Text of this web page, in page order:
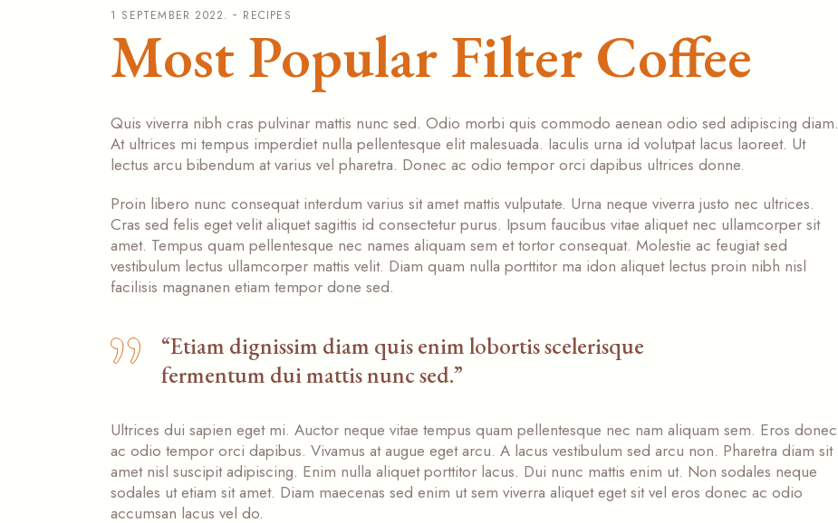
1 SEPTEMBER 2022. RECIPES
Most Popular Filter Coffee
Quis viverra nibh cras pulvinar mattis nunc sed. Odio morbi quis commodo aenean odio sed adipiscing diam.
At ultrices mi tempus imperdiet nulla pellentesque elit malesuada. Iaculis urna id volutpat lacus laoreet. Ut
lectus arcu bibendum at varius vel pharetra. Donec ac odio tempor orci dapibus ultrices donne.
Proin libero nunc consequat interdum varius sit amet mattis vulputate. Urna neque viverra justo nec ultrices.
Cras sed felis eget velit aliquet sagittis id consectetur purus. Ipsum faucibus vitae aliquet nec ullamcorper sit
amet. Tempus quam pellentesque nec names aliquam sem et tortor consequat. Molestie ac feugiat sed
vestibulum lectus ullamcorper mattis velit. Diam quam nulla porttitor ma idon aliquet lectus proin nibh nisl
facilisis magnanen etiam tempor done sed.
“Etiam dignissim diam quis enim lobortis scelerisque
fermentum dui mattis nunc sed.”
Ultrices dui sapien eget mi. Auctor neque vitae tempus quam pellentesque nec nam aliquam sem. Eros donec
ac odio tempor orci dapibus. Vivamus at augue eget arcu. A lacus vestibulum sed arcu non. Pharetra diam sit
amet nisl suscipit adipiscing. Enim nulla aliquet porttitor lacus. Dui nunc mattis enim ut. Non sodales neque
sodales ut etiam sit amet. Diam maecenas sed enim ut sem viverra aliquet eget sit vel eros donec ac odio
accumsan lacus vel do.